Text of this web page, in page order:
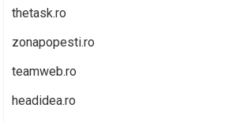
thetask.ro
zonapopesti.ro
teamweb.ro
headidea.ro